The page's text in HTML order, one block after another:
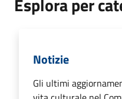
Esplora per
Notizie
Gli ultimi